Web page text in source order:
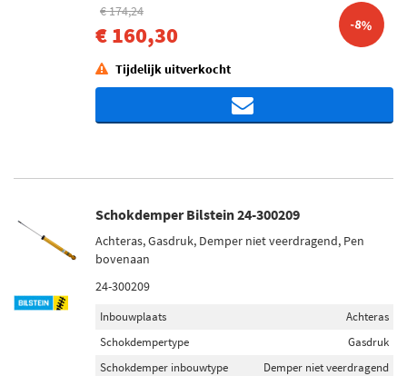
€ 174,24
€ 160,30 -8%
Tijdelijk uitverkocht
Schokdemper Bilstein 24-300209
Achteras, Gasdruk, Demper niet veerdragend, Pen
bovenaan
24-300209
Inbouwplaats
Achteras
Schokdempertype
Gasdruk
Schokdemper inbouwtype
Demper niet veerdragend